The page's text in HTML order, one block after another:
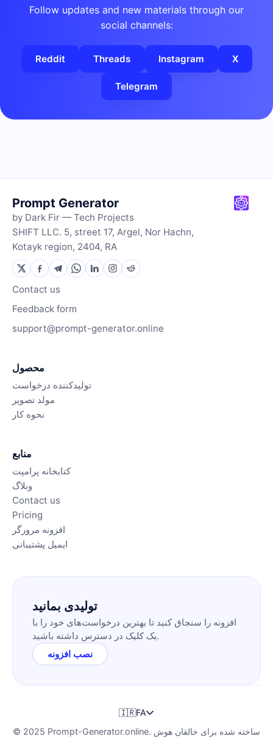
Follow updates and new materials through our
social channels:
Reddit Threads Instagram X
Telegram
Prompt Generator
by Dark Fir — Tech Projects
SHIFT LLC. 5, street 17, Argel, Nor Hachn,
Kotayk region, 2404, RA
Contact us
Feedback form
support@prompt-generator.online
محصول
تولیدکننده درخواست
مولد تصویر
نحوه کار
منابع
کتابخانه پرامپت
وبلاگ
Contact us
Pricing
افزونه مرورگر
ایمیل پشتیبانی
تولیدی بمانید
افزونه را سنجاق کنید تا بهترین درخواست‌های خود را با
یک کلیک در دسترس داشته باشید.
نصب افزونه
🇮🇷FA
© 2025 Prompt-Generator.online. ساخته شده برای خالقان هوش